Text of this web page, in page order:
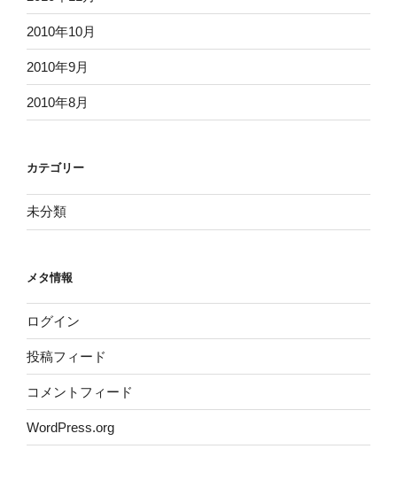
2010年10月
2010年9月
2010年8月
カテゴリー
未分類
メタ情報
ログイン
投稿フィード
コメントフィード
WordPress.org